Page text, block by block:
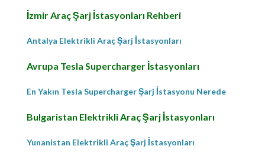
İzmir Araç Şarj İstasyonları Rehberi
Antalya Elektrikli Araç Şarj İstasyonları
Avrupa Tesla Supercharger İstasyonları
En Yakın Tesla Supercharger Şarj İstasyonu Nerede
Bulgaristan Elektrikli Araç Şarj İstasyonları
Yunanistan Elektrikli Araç Şarj İstasyonları